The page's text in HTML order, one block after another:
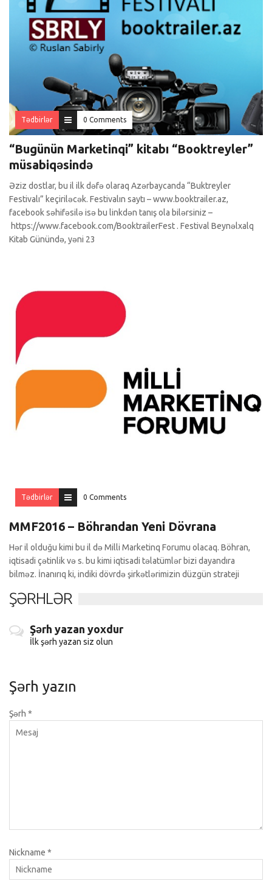
Tədbirlər 0 Comments
“Bugünün Marketinqi” kitabı “Booktreyler”
müsabiqəsində
Əziz dostlar, bu il ilk dəfə olaraq Azərbaycanda “Buktreyler
Festivalı” keçiriləcək. Festivalın saytı – www.booktrailer.az,
facebook səhifəsilə isə bu linkdən tanış ola bilərsiniz –
https://www.facebook.com/BooktrailerFest . Festival Beynəlxalq
Kitab Günündə, yəni 23
Tədbirlər 0 Comments
MMF2016 – Böhrandan Yeni Dövrana
Hər il olduğu kimi bu il də Milli Marketinq Forumu olacaq. Böhran,
iqtisadi çətinlik və s. bu kimi iqtisadi təlatümlər bizi dayandıra
bilməz. İnanırıq ki, indiki dövrdə şirkətlərimizin düzgün strateji
ŞƏRHLƏR
Şərh yazan yoxdur
İlk şərh yazan siz olun
Şərh yazın
Şərh *
Nickname *